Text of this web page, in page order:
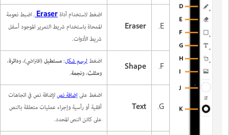
E.
Eraser
اضغط لاستخدام أداةEraser. اضبط نعومة
الممحاة باستخدام شريط التمرير الموجود أسفل
شريط الأدوات.
F.
Shape
اضغطلرسم شكل:مستطيل(افتراضي)، ودائرة،
ومثلث، ونجمة.
G.
Text
اضغط علىإضافة نصلإضافة نص في اتجاهات
أفقية أو رأسية وإجراء عمليات متعلقة بالنص
على كائن النص المحدد.